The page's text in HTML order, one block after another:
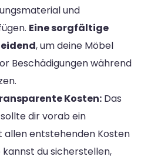
und
Eine sorgfältige
, um deine Möbel
Beschädigungen während
Kosten: Das
dir vorab ein
entstehenden Kosten
kannst du sicherstellen,